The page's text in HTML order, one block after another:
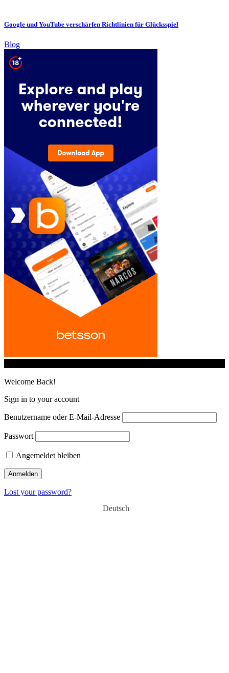
Google und YouTube verschärfen Richtlinien für Glücksspiel
Blog
Welcome Back!
Sign in to your account
Benutzername oder E-Mail-Adresse
Passwort
Angemeldet bleiben
Lost your password?
Deutsch